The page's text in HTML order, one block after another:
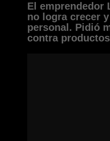
El emprendedor
no logra crecer
personal. Pidió
contra